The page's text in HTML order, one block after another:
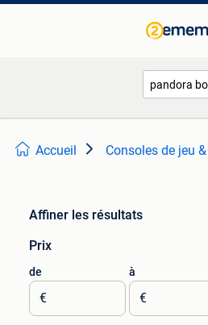
Accueil Consoles de jeu
Affiner les résultats
Prix
de
€
à
€